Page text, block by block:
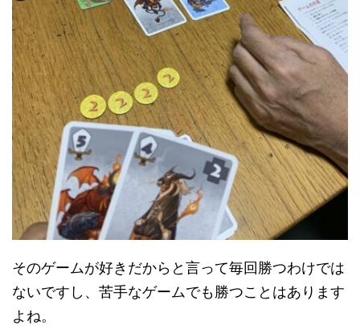
そのゲームが好きだからと言って毎回勝つわけでは
ないですし、苦手なゲームでも勝つことはあります
よね。